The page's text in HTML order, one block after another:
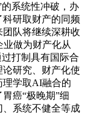
系统性冲破，办
研取财产的同频
队将继续深耕收
做为财产化从
打制具有国际合
研究、财产化使
理学取AI融合的
癌“极晚期”细
系统不健全等成